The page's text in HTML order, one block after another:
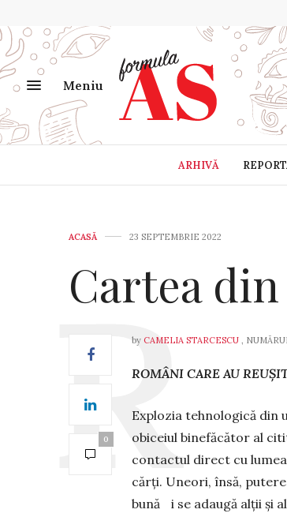
Meniu
ARHIVĂ
ACASĂ 23 SEPTEMBRIE 2022
Cartea
0
by CAMELIA STARCESCU ,
ROMÂNI CARE AU
Explozia tehnologică din
obiceiul binefăcător al
contactul direct cu
cărți. Uneori, însă,
bună i se adaugă alții și